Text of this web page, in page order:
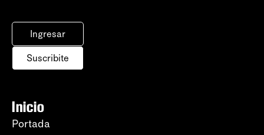
Ingresar
Suscribite
Inicio
Portada